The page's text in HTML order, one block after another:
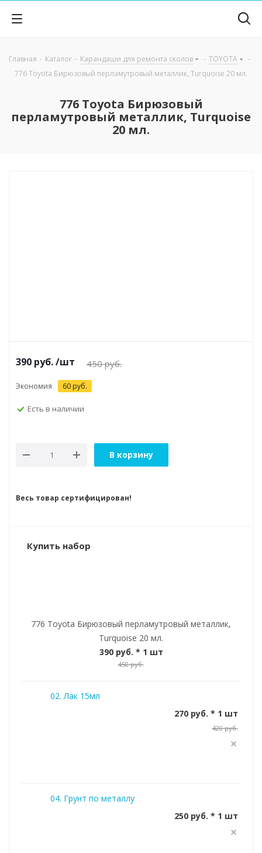
Главная - Каталог - Карандаши для ремонта сколов - TOYOTA
-
776 Toyota Бирюзовый перламутровый металлик, Turquoise 20 мл.
776 Toyota Бирюзовый
перламутровый металлик, Turquoise
20 мл.
390 руб./шт 450руб.
Экономия 60 руб.
Есть в наличии
В корзину
Весь товар сертифицирован!
Купить набор
776 Toyota Бирюзовый перламутровый металлик,
Turquoise 20 мл.
390 руб. * 1 шт
450 руб.
02. Лак 15мл
270 руб. * 1 шт
420 руб.
04. Грунт по металлу
250 руб. * 1 шт